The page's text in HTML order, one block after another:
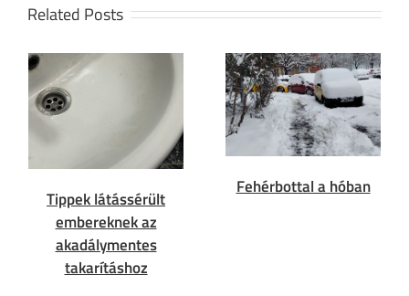
Related Posts
Tippek látássérült
embereknek az
akadálymentes
takarításhoz
Fehérbottal a hóban